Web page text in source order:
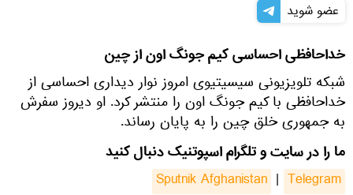
عضو شوید
خداحافظی احساسی کیم جونگ اون از چین
شبکه تلویزیونی سیسیتیوی امروز نوار دیداری احساسی از
خداحافظی با کیم جونگ اون را منتشر کرد. او دیروز سفرش
به جمهوری خلق چین را به پایان رساند.
ما را در سایت و تلگرام اسپوتنیک دنبال کنید
Sputnik Afghanistan | Telegram